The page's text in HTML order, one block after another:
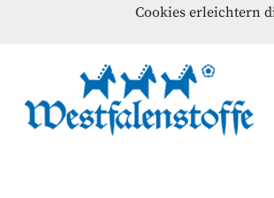
Cookies erleichtern